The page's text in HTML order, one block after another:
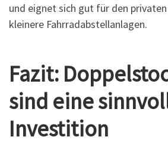
und eignet sich gut für den
kleinere Fahrradabstellanlagen.
Fazit:
sind eine
Investition